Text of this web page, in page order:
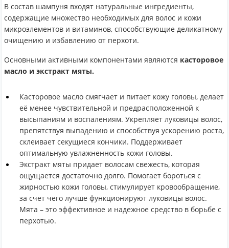
В состав шампуня входят натуральные ингредиенты,
содержащие множество необходимых для волос и кожи
микроэлементов и витаминов, способствующие деликатному
очищению и избавлению от перхоти.
Основными активными компонентами являются касторовое
масло и экстракт мяты.
Касторовое масло смягчает и питает кожу головы, делает
её менее чувствительной и предрасположенной к
высыпаниям и воспалениям. Укрепляет луковицы волос,
препятствуя выпадению и способствуя ускорению роста,
склеивает секущиеся кончики. Поддерживает
оптимальную увлажненность кожи головы.
Экстракт мяты придает волосам свежесть, которая
ощущается достаточно долго. Помогает бороться с
жирностью кожи головы, стимулирует кровообращение,
за счет чего лучше функционируют луковицы волос.
Мята – это эффективное и надежное средство в борьбе с
перхотью.